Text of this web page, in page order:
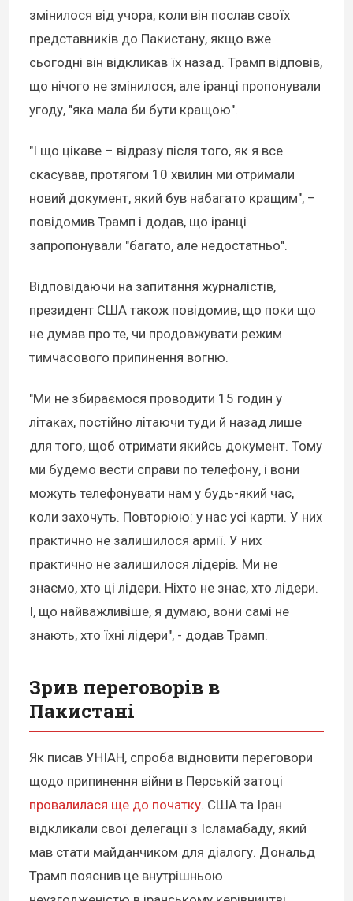
змінилося від учора, коли він послав своїх
представників до Пакистану, якщо вже
сьогодні він відкликав їх назад. Трамп відповів,
що нічого не змінилося, але іранці пропонували
угоду, "яка мала би бути кращою".
"І що цікаве – відразу після того, як я все
скасував, протягом 10 хвилин ми отримали
новий документ, який був набагато кращим", –
повідомив Трамп і додав, що іранці
запропонували "багато, але недостатньо".
Відповідаючи на запитання журналістів,
президент США також повідомив, що поки що
не думав про те, чи продовжувати режим
тимчасового припинення вогню.
"Ми не збираємося проводити 15 годин у
літаках, постійно літаючи туди й назад лише
для того, щоб отримати якийсь документ. Тому
ми будемо вести справи по телефону, і вони
можуть телефонувати нам у будь-який час,
коли захочуть. Повторюю: у нас усі карти. У них
практично не залишилося армії. У них
практично не залишилося лідерів. Ми не
знаємо, хто ці лідери. Ніхто не знає, хто лідери.
І, що найважливіше, я думаю, вони самі не
знають, хто їхні лідери", - додав Трамп.
Зрив переговорів в
Пакистані
Як писав УНІАН, спроба відновити переговори
щодо припинення війни в Перській затоці
провалилася ще до початку. США та Іран
відкликали свої делегації з Ісламабаду, який
мав стати майданчиком для діалогу. Дональд
Трамп пояснив це внутрішньою